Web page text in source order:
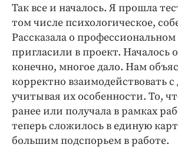
Так все и началось. Я прошла
том числе психологическое,
Рассказала о
пригласили в проект. Началось
конечно, многое дало. Нам
корректно взаимодействовать
учитывая их особенности. То,
ранее или получала в рамках
теперь сложилось в единую
большим подспорьем в работе.